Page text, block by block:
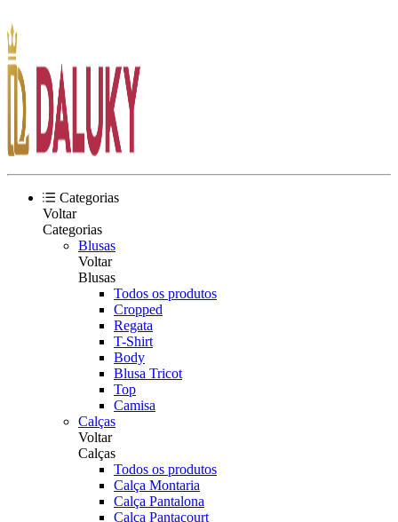
Categorias
Voltar
Categorias
Blusas
Voltar
Blusas
Todos os produtos
Cropped
Regata
T-Shirt
Body
Blusa Tricot
Top
Camisa
Calças
Voltar
Calças
Todos os produtos
Calça Montaria
Calça Pantalona
Calça Pantacourt